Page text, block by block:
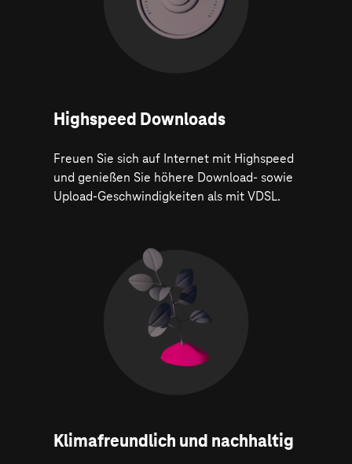
Highspeed Downloads
Freuen Sie sich auf Internet mit Highspeed
und genießen Sie höhere Download- sowie
Upload-Geschwindigkeiten als mit VDSL.
Klima­freundlich und nachhaltig